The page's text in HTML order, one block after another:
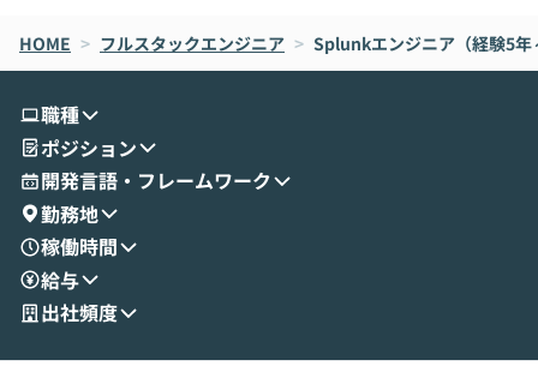
oworkの基本的な機能をご紹介いただきま
す。 続く公開デモでは、実際にCoworkを
せいただきます。数分でワークフローが完
成する手軽さや、Gmail等の外部サービス
とセキュアに連携できるポイントなど、実
演を通じて具体的なイメージをお届けしま
す。 後半のディスカッションでは、セキュ
リティの考え方や社内導入の進め方など、
現場目線でさらに深掘りしていきます。
「自分の業務をAIで自動化してみたいけ
いう方にこそ参加いただきたいイベントで
は、LLMのフル
ント構築の最前
HOME > フルスタックエンジニア > Splunkエンジニア（経験5年
職種
ポジション
開発言語・フレームワーク
勤務地
稼働時間
給与
出社頻度